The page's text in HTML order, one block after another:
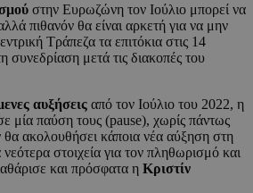
στην Ευρωζώνη τον Ιούλιο μπορεί να
πιθανόν θα είναι αρκετή για να μην
Τράπεζα τα επιτόκια στις 14
συνεδρίαση μετά τις διακοπές του
αυξήσεις από τον Ιούλιο του 2022, η
μία παύση τους (pause), χωρίς πάντως
θα ακολουθήσει κάποια νέα αύξηση στη
στοιχεία για τον πληθωρισμό και
και πρόσφατα η Κριστίν